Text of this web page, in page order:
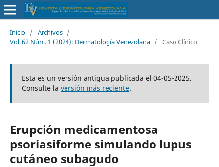
Inicio / Archivos /
Vol. 62 Núm. 1 (2024): Dermatología Venezolana / Caso Clínico
Esta es un versión antigua publicada el 04-05-2025.
Consulte la versión más reciente.
Erupción medicamentosa
psoriasiforme simulando lupus
cutáneo subagudo